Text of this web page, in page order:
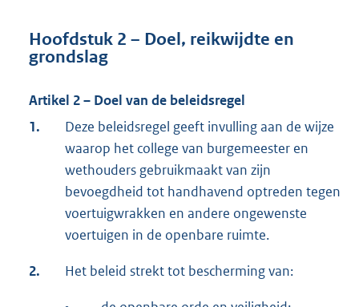
Hoofdstuk 2 – Doel, reikwijdte en
grondslag
Artikel 2 – Doel van de beleidsregel
1.
Deze beleidsregel geeft invulling aan de wijze
waarop het college van burgemeester en
wethouders gebruikmaakt van zijn
bevoegdheid tot handhavend optreden tegen
voertuigwrakken en andere ongewenste
voertuigen in de openbare ruimte.
2. Het beleid strekt tot bescherming van: